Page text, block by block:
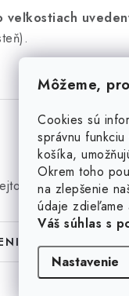
Môžeme,
Cookies sú
správnu funkciu
košíka,
Okrem toho
na zlepšenie
údaje zdieľame
Váš súhlas s
Nastavenie
položke.